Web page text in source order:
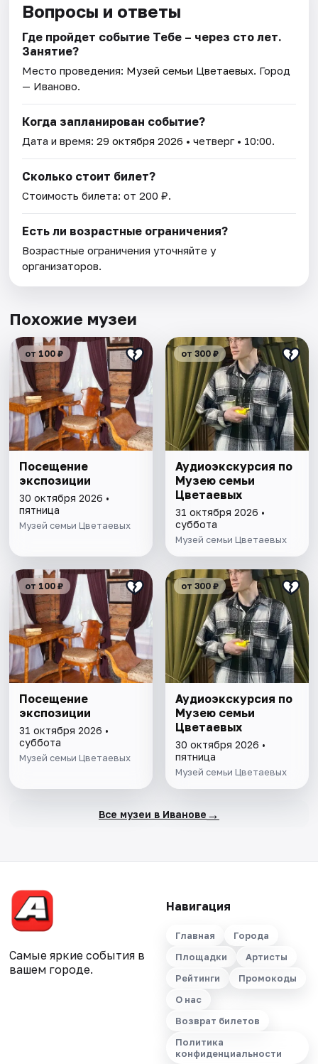
Вопросы и ответы
Где пройдет событие Тебе – через сто лет.
Занятие?
Место проведения: Музей семьи Цветаевых. Город
— Иваново.
Когда запланирован событие?
Дата и время:29 октября 2026 • четверг • 10:00.
Сколько стоит билет?
Стоимость билета: от 200 ₽.
Есть ли возрастные ограничения?
Возрастные ограничения уточняйте у
организаторов.
Похожие музеи
от 100 ₽
Посещение
экспозиции
30 октября 2026 •
пятница
Музей семьи Цветаевых
от 300 ₽
Аудиоэкскурсия по
Музею семьи
Цветаевых
31 октября 2026 •
суббота
Музей семьи Цветаевых
от 100 ₽
Посещение
экспозиции
31 октября 2026 •
суббота
Музей семьи Цветаевых
от 300 ₽
Аудиоэкскурсия по
Музею семьи
Цветаевых
30 октября 2026 •
пятница
Музей семьи Цветаевых
Все музеи в Иванове →
Самые яркие события в
вашем городе.
Навигация
Главная
Города
Площадки
Артисты
Рейтинги
Промокоды
О нас
Возврат билетов
Политика
конфиденциальности